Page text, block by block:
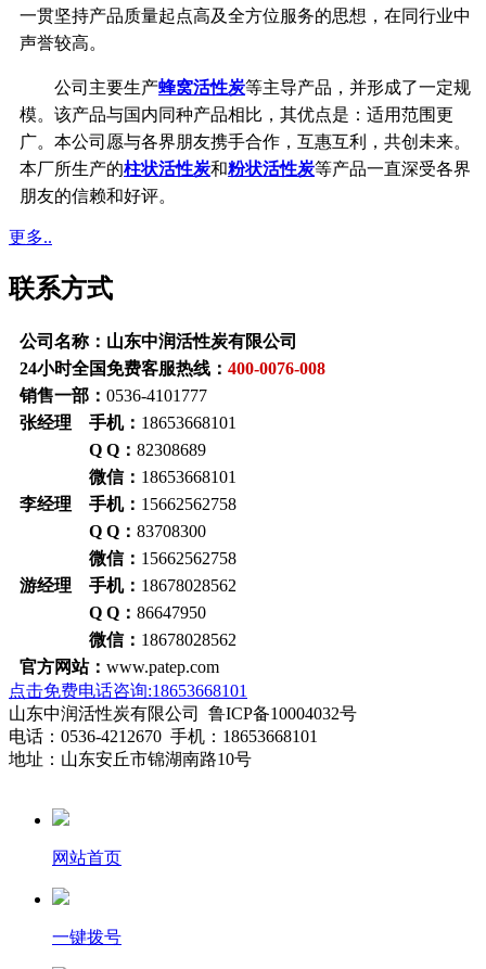
一贯坚持产品质量起点高及全方位服务的思想，在同行业中
声誉较高。
公司主要生产蜂窝活性炭等主导产品，并形成了一定规
模。该产品与国内同种产品相比，其优点是：适用范围更
广。本公司愿与各界朋友携手合作，互惠互利，共创未来。
本厂所生产的柱状活性炭和粉状活性炭等产品一直深受各界
朋友的信赖和好评。
更多..
联系方式
公司名称：山东中润活性炭有限公司
24小时全国免费客服热线： 400-0076-008
销售一部： 0536-4101777
张经理 手机： 18653668101
Q Q： 82308689
微信： 18653668101
李经理 手机： 15662562758
Q Q： 83708300
微信： 15662562758
游经理 手机： 18678028562
Q Q： 86647950
微信： 18678028562
官方网站： www.patep.com
点击免费电话咨询:18653668101
山东中润活性炭有限公司 鲁ICP备10004032号
电话：0536-4212670 手机：18653668101
地址：山东安丘市锦湖南路10号
网站首页
一键拨号